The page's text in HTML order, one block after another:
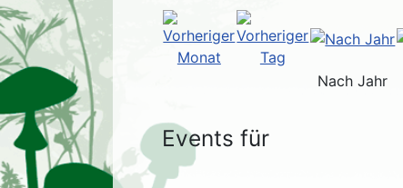
Nach Jahr
Events für